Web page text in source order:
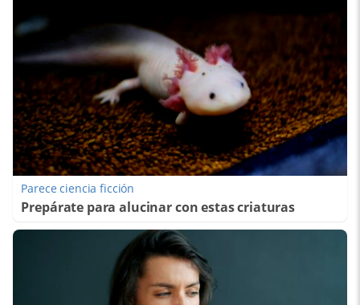
Parece ciencia ficción
Prepárate para alucinar con estas criaturas